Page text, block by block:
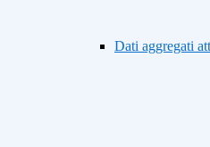
Dati aggregati